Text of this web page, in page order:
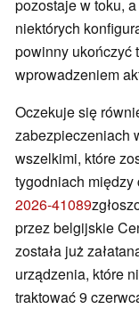
pozostaje w toku,
niektórych
powinny ukończyć
wprowadzeniem
Oczekuje się
zabezpieczeniach
wszelkimi, które
tygodniach między
2026-41089
przez belgijskie
została już
urządzenia, które
traktować 9